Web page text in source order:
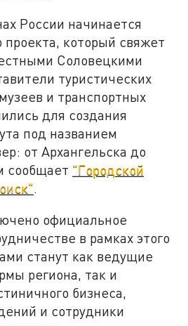
России начинается
проекта, который свяжет
Соловецкими
туристических
и транспортных
для создания
под названием
от Архангельска до
сообщает "Городской
.
официальное
в рамках этого
станут как ведущие
региона, так и
бизнеса,
и сотрудники